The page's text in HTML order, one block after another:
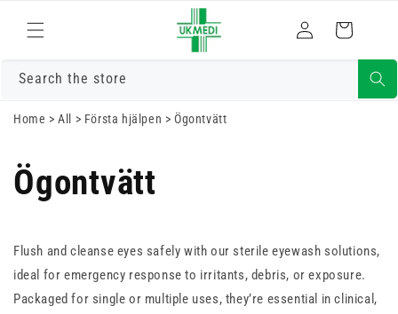
innehåll
in
Varukorg
Search the store
Home >All > Första hjälpen >Ögontvätt
Ögontvätt
Flush and cleanse eyes safely with our sterile eyewash solutions,
ideal for emergency response to irritants, debris, or exposure.
Packaged for single or multiple uses, they’re essential in clinical,